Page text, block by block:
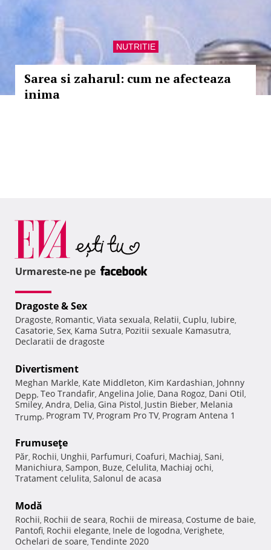
NUTRITIE
Sarea si zaharul: cum ne afecteaza
inima
Urmareste-ne pe
Dragoste & Sex
Dragoste, Romantic, Viata sexuala, Relatii, Cuplu, Iubire,
Casatorie, Sex, Kama Sutra, Pozitii sexuale Kamasutra,
Declaratii de dragoste
Divertisment
Meghan Markle, Kate Middleton, Kim Kardashian, Johnny
Depp, Teo Trandafir, Angelina Jolie, Dana Rogoz, Dani Otil,
Smiley, Andra, Delia, Gina Pistol, Justin Bieber, Melania
Trump, Program TV, Program Pro TV, Program Antena 1
Frumuseţe
Păr, Rochii, Unghii, Parfumuri, Coafuri, Machiaj, Sani,
Manichiura, Sampon, Buze, Celulita, Machiaj ochi,
Tratament celulita, Salonul de acasa
Modă
Rochii, Rochii de seara, Rochii de mireasa, Costume de baie,
Pantofi, Rochii elegante, Inele de logodna, Verighete,
Ochelari de soare, Tendinte 2020